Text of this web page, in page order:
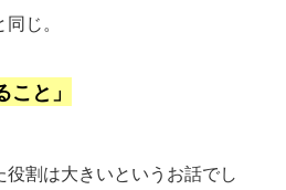
じ。
こと」
割は大きいというお話でし